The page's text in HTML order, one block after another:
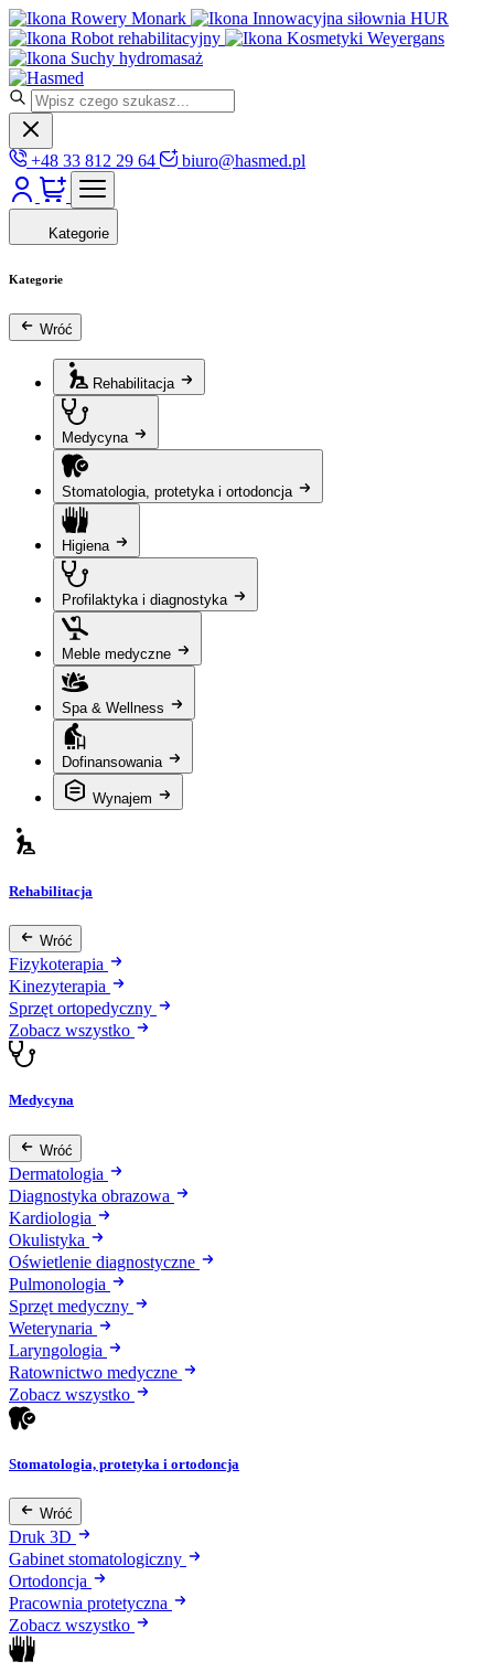
Rowery Monark
Innowacyjna siłownia HUR
Robot rehabilitacyjny
Kosmetyki Weyergans
Suchy hydromasaż
+48 33 812 29 64 biuro@hasmed.pl
Kategorie
Kategorie
Wróć
Rehabilitacja
Medycyna
Stomatologia, protetyka i ortodoncja
Higiena
Profilaktyka i diagnostyka
Meble medyczne
Spa & Wellness
Dofinansowania
Wynajem
Rehabilitacja
Wróć
Fizykoterapia
Kinezyterapia
Sprzęt ortopedyczny
Zobacz wszystko
Medycyna
Wróć
Dermatologia
Diagnostyka obrazowa
Kardiologia
Okulistyka
Oświetlenie diagnostyczne
Pulmonologia
Sprzęt medyczny
Weterynaria
Laryngologia
Ratownictwo medyczne
Zobacz wszystko
Stomatologia, protetyka i ortodoncja
Wróć
Druk 3D
Gabinet stomatologiczny
Ortodoncja
Pracownia protetyczna
Zobacz wszystko